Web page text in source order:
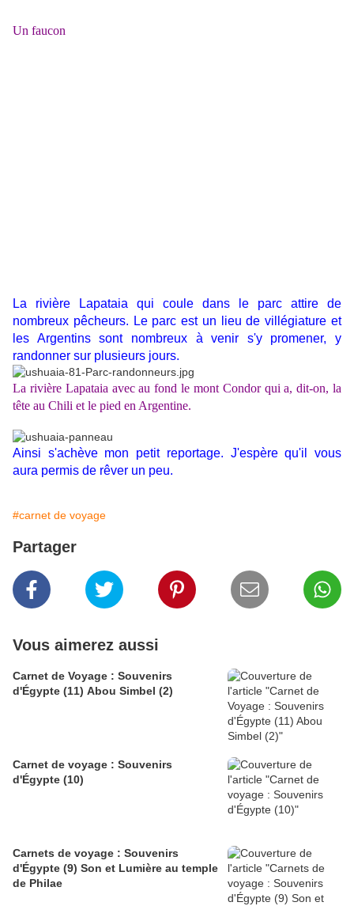
Un faucon
La rivière Lapataia qui coule dans le parc attire de
nombreux pêcheurs. Le parc est un lieu de villégiature et
les Argentins sont nombreux à venir s'y promener, y
randonner sur plusieurs jours.
La rivière Lapataia avec au fond le mont Condor qui a, dit-on, la
tête au Chili et le pied en Argentine.
Ainsi s'achève mon petit reportage. J'espère qu'il vous
aura permis de rêver un peu.
#carnet de voyage
Partager
Vous aimerez aussi
Carnet de Voyage : Souvenirs
d'Égypte (11) Abou Simbel (2)
Carnet de voyage : Souvenirs
d'Égypte (10)
Carnets de voyage : Souvenirs
d'Égypte (9) Son et Lumière au temple
de Philae